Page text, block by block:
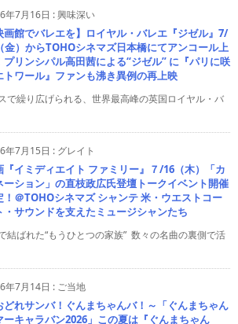
年7月16日 :興味深い
画館でバレエを】ロイヤル・バレエ『ジゼル』7/
金）からTOHOシネマズ日本橋にてアンコール上
プリンシパル高田茜による“ジゼル” に『パリに咲
トワール』ファンも沸き異例の再上映
で繰り広げられる、世界最高峰の英国ロイヤル・バ
年7月15日 : グレイト
『イミディエイト ファミリー』７/16（木）「カ
ーション」の直枝政広氏登壇トークイベント開催
！＠TOHOシネマズ シャンテ 米・ウエストコー
・サウンドを支えたミュージシャンたち
結ばれた“もうひとつの家族” 数々の名曲の裏側で活
年7月14日 : ご当地
どれサンバ！ぐんまちゃんバ！～「ぐんまちゃん
ーキャラバン2026」この夏は『ぐんまちゃん